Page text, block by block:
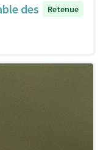
des
Retenue